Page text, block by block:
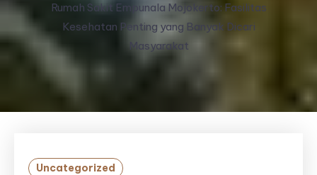
Rumah Sakit Empunala Mojokerto: Fasilitas
Kesehatan Penting yang Banyak Dicari
Masyarakat
Uncategorized